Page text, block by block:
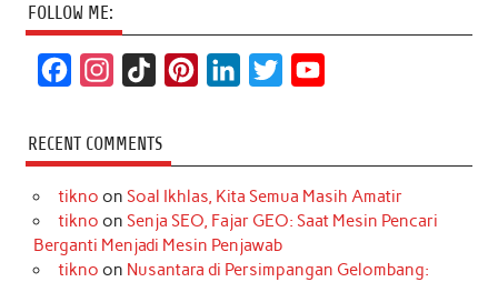
FOLLOW ME:
c
e
b
o
s
t
a
r
k
T
o
k
t
e
r
e
k
e
d
I
t
t
r
T
u
e
RECENT COMMENTS
tikno on Soal Ikhlas, Kita Semua Masih Amatir
tikno on Senja SEO, Fajar GEO: Saat Mesin Pencari
Berganti Menjadi Mesin Penjawab
tikno on Nusantara di Persimpangan Gelombang: